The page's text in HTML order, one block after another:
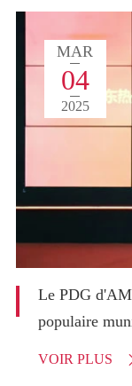
MAR
04
2025
Le PDG
populaire
VOIR PLUS